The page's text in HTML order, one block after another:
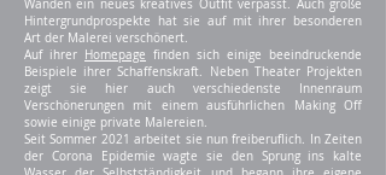
Wänden ein neues kreatives Outfit verpasst. Auch große
Hintergrundprospekte hat sie auf mit ihrer besonderen
Art der Malerei verschönert.
Auf ihrer Homepage finden sich einige beeindruckende
Beispiele ihrer Schaffenskraft. Neben Theater Projekten
zeigt sie hier auch verschiedenste Innenraum
Verschönerungen mit einem ausführlichen Making Off
sowie einige private Malereien.
Seit Sommer 2021 arbeitet sie nun freiberuflich. In Zeiten
der Corona Epidemie wagte sie den Sprung ins kalte